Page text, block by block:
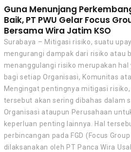
Guna Menunjang
Baik, PT PWU Gelar Focus
Bersama Wira Jatim KSO
Surabaya – Mitigasi risiko, suatu
mengurangi dampak dari risiko atau
menanggulangi risiko merupakan
bagi setiap Organisasi, Komunitas
Mengingat pentingnya mitigasi
tersebut akan sering dibahas dalam
Organisasi ataupun Perusahaan
keperluan penting lainnya. Hal
perbincangan pada FGD (Focus
dilaksanakan oleh PT Panca Wira